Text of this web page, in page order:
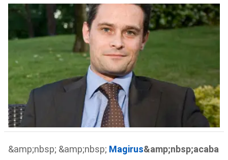
&amp;nbsp; &amp;nbsp; Magirus&amp;nbsp;acaba